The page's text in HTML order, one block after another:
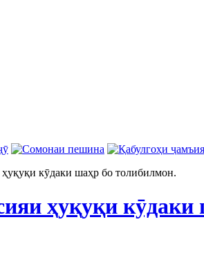
кӯдаки шаҳр бо толибилмон.
ҳуқуқи